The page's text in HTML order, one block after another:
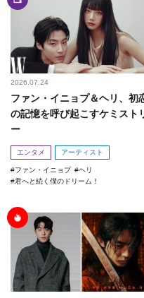
2026.07.24
ファン・イニョプ＆ヘリ、初
の記憶を呼び起こすケミスト
ー
エンタメ アーティスト
ファン・イニョプ
ヘリ
君へと続く僕のドリーム！